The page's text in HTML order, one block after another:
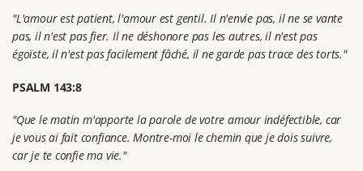
"L'amour est patient, l'amour est gentil. Il n'envie pas, il ne se vante
pas, il n'est pas fier. Il ne déshonore pas les autres, il n'est pas
égoïste, il n'est pas facilement fâché, il ne garde pas trace des torts."
PSALM 143:8
"Que le matin m'apporte la parole de votre amour indéfectible, car
je vous ai fait confiance. Montre-moi le chemin que je dois suivre,
car je te confie ma vie."